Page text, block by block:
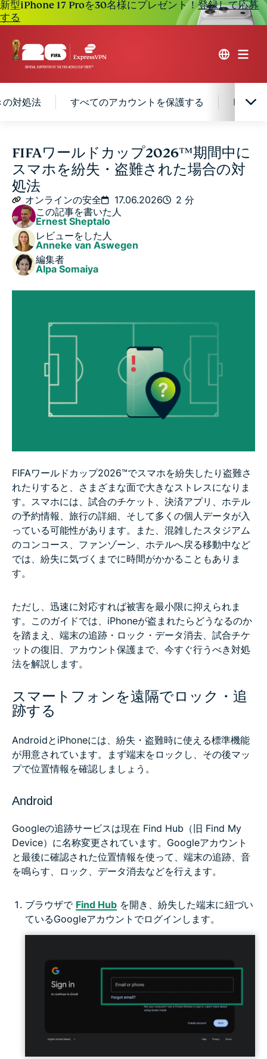
新型iPhone 17 Proを30名様にプレゼント！登録して応募
する
対処法 すべてのアカウントを保護する FAQ：
スマートフォンを遠隔でロック・追跡する
スマートフォンが見つからないときの対処法
すべてのアカウントを保護する
FAQ：FIFAワールドカップ2026™期間中のスマホの紛
失・盗難に関するよくある質問
FIFAワールドカップ2026™期間中に
スマホを紛失・盗難された場合の対
処法
オンラインの安全 17.06.2026
2 分
この記事を書いた人
Ernest Sheptalo
レビューをした人
Anneke van Aswegen
編集者
Alpa Somaiya
FIFAワールドカップ2026™でスマホを紛失したり盗難さ
れたりすると、さまざまな面で大きなストレスになりま
す。スマホには、試合のチケット、決済アプリ、ホテル
の予約情報、旅行の詳細、そして多くの個人データが入
っている可能性があります。また、混雑したスタジアム
のコンコース、ファンゾーン、ホテルへ戻る移動中など
では、紛失に気づくまでに時間がかかることもありま
す。
ただし、迅速に対応すれば被害を最小限に抑えられま
す。このガイドでは、iPhoneが盗まれたらどうなるのか
を踏まえ、端末の追跡・ロック・データ消去、試合チケ
ットの復旧、アカウント保護まで、今すぐ行うべき対処
法を解説します。
スマートフォンを遠隔でロック・追
跡する
AndroidとiPhoneには、紛失・盗難時に使える標準機能
が用意されています。まず端末をロックし、その後マッ
プで位置情報を確認しましょう。
Android
Googleの追跡サービスは現在 Find Hub（旧 Find My
Device）に名称変更されています。Googleアカウント
と最後に確認された位置情報を使って、端末の追跡、音
を鳴らす、ロック、データ消去などを行えます。
ブラウザで Find Hub を開き、紛失した端末に紐づい
ているGoogleアカウントでログインします。